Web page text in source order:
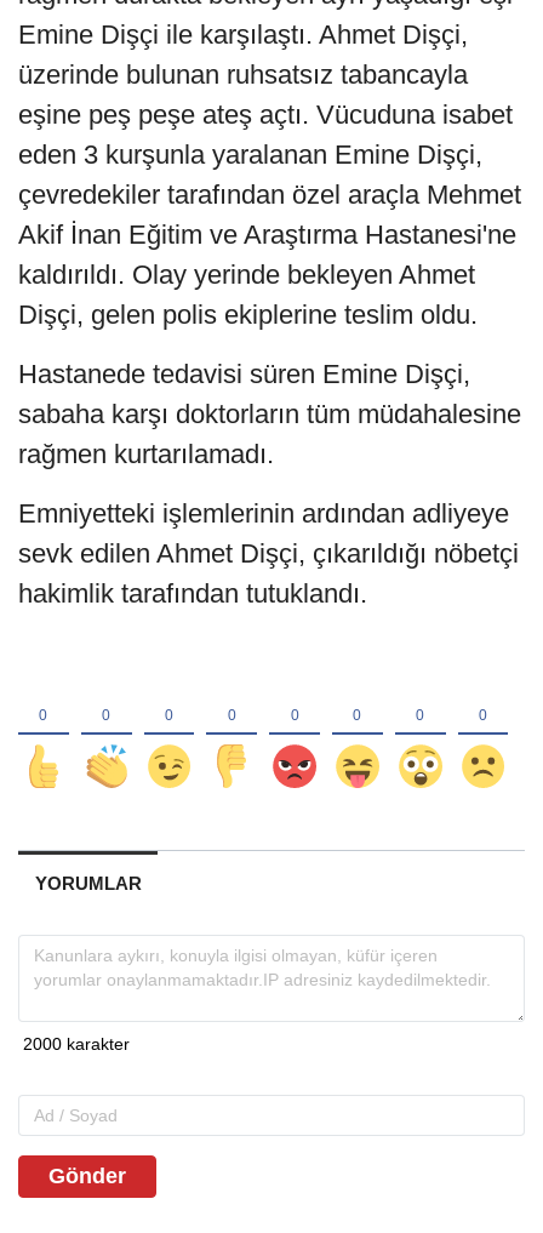
Emine Dişçi ile karşılaştı. Ahmet Dişçi,
üzerinde bulunan ruhsatsız tabancayla
eşine peş peşe ateş açtı. Vücuduna isabet
eden 3 kurşunla yaralanan Emine Dişçi,
çevredekiler tarafından özel araçla Mehmet
Akif İnan Eğitim ve Araştırma Hastanesi'ne
kaldırıldı. Olay yerinde bekleyen Ahmet
Dişçi, gelen polis ekiplerine teslim oldu.
Hastanede tedavisi süren Emine Dişçi,
sabaha karşı doktorların tüm müdahalesine
rağmen kurtarılamadı.
Emniyetteki işlemlerinin ardından adliyeye
sevk edilen Ahmet Dişçi, çıkarıldığı nöbetçi
hakimlik tarafından tutuklandı.
YORUMLAR
Gönder